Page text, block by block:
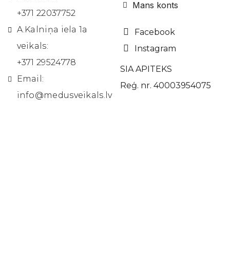
+371 22037752
A.Kalniņa iela 1a
veikals:
+371 29524778
Email:
info@medusveikals.lv
Mans konts
Facebook
Instagram
SIA APITEKS
Reģ. nr. 40003954075